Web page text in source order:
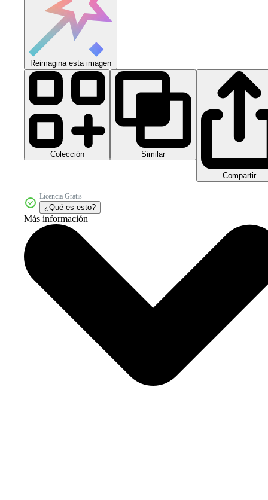
Reimagina esta imagen
Colección Similar
Compartir
Licencia Gratis
¿Qué es esto?
Más información